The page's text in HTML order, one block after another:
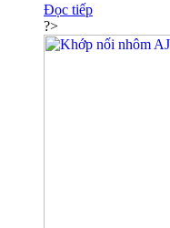
Đọc tiếp
?>